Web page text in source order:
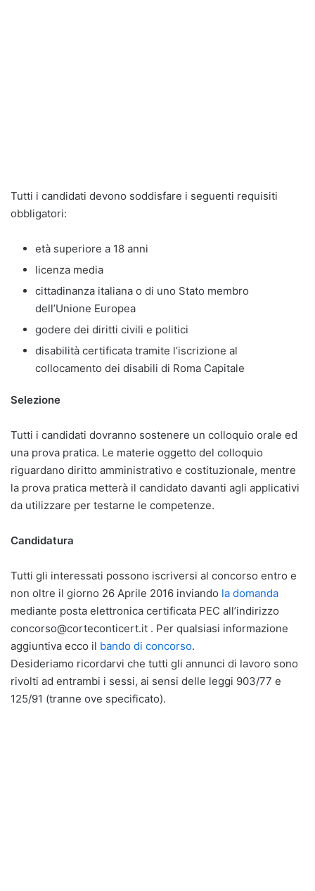
Tutti i candidati devono soddisfare i seguenti requisiti
obbligatori:
età superiore a 18 anni
licenza media
cittadinanza italiana o di uno Stato membro
dell’Unione Europea
godere dei diritti civili e politici
disabilità certificata tramite l’iscrizione al
collocamento dei disabili di Roma Capitale
Selezione
Tutti i candidati dovranno sostenere un colloquio orale ed
una prova pratica. Le materie oggetto del colloquio
riguardano diritto amministrativo e costituzionale, mentre
la prova pratica metterà il candidato davanti agli applicativi
da utilizzare per testarne le competenze.
Candidatura
Tutti gli interessati possono iscriversi al concorso entro e
non oltre il giorno 26 Aprile 2016 inviando la domanda
mediante posta elettronica certificata PEC all’indirizzo
concorso@corteconticert.it . Per qualsiasi informazione
aggiuntiva ecco il bando di concorso.
Desideriamo ricordarvi che tutti gli annunci di lavoro sono
rivolti ad entrambi i sessi, ai sensi delle leggi 903/77 e
125/91 (tranne ove specificato).